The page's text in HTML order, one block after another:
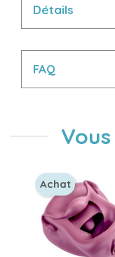
Détails
FAQ
Achat